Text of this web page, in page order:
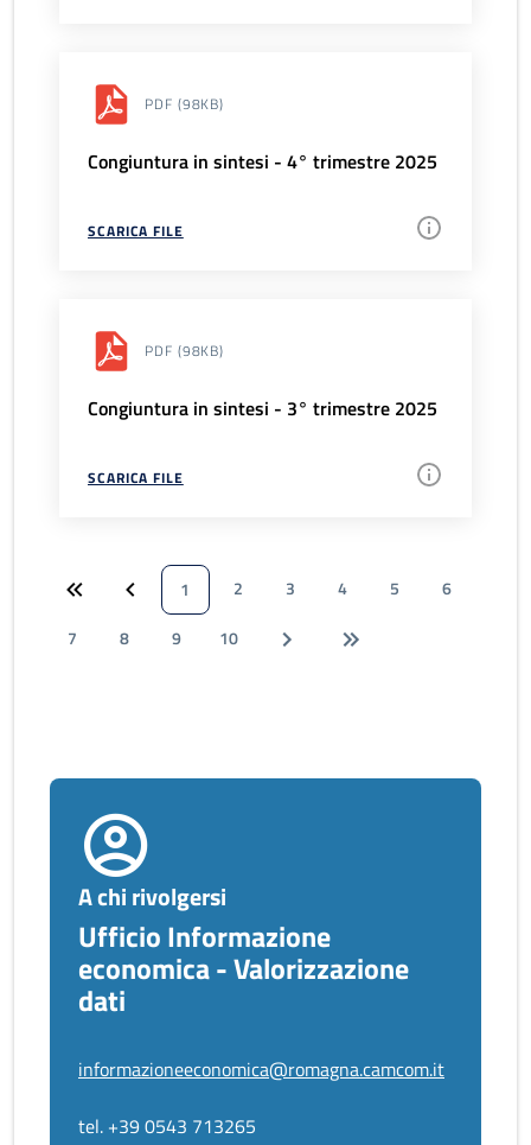
PDF (98KB)
Congiuntura in sintesi - 4° trimestre 2025
SCARICA FILE
PDF (98KB)
Congiuntura in sintesi - 3° trimestre 2025
SCARICA FILE
1 2 3 4 5
6
7
8 9 10
A chi rivolgersi
Ufficio Informazione
economica - Valorizzazione
dati
informazioneeconomica@romagna.camcom.it
tel. +39 0543 713265